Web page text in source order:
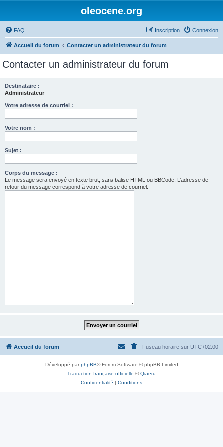
oleocene.org
FAQ Connexion
Inscription
Accueil du forum Contacter un administrateur du forum
Contacter un administrateur du forum
Destinataire :
Administrateur
Votre adresse de courriel :
Votre nom :
Sujet :
Corps du message :
Le message sera envoyé en texte brut, sans balise HTML ou BBCode. L’adresse de
retour du message correspond à votre adresse de courriel.
Accueil du forum Fuseau horaire sur UTC+02:00
Développé parphpBB® Forum Software © phpBB Limited
Traduction française officielle ©Qiaeru
Confidentialité | Conditions